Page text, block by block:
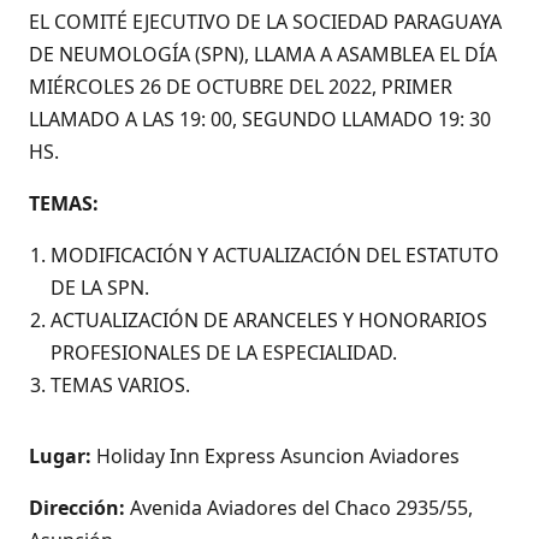
EL COMITÉ EJECUTIVO DE LA SOCIEDAD PARAGUAYA
DE NEUMOLOGÍA (SPN), LLAMA A ASAMBLEA EL DÍA
MIÉRCOLES 26 DE OCTUBRE DEL 2022, PRIMER
LLAMADO A LAS 19: 00, SEGUNDO LLAMADO 19: 30
HS.
TEMAS:
MODIFICACIÓN Y ACTUALIZACIÓN DEL ESTATUTO
DE LA SPN.
ACTUALIZACIÓN DE ARANCELES Y HONORARIOS
PROFESIONALES DE LA ESPECIALIDAD.
TEMAS VARIOS.
Lugar: Holiday Inn Express Asuncion Aviadores
Dirección: Avenida Aviadores del Chaco 2935/55,